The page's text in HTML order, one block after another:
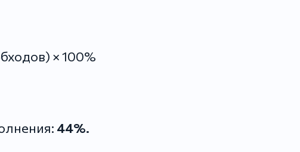
× 100%
44%.